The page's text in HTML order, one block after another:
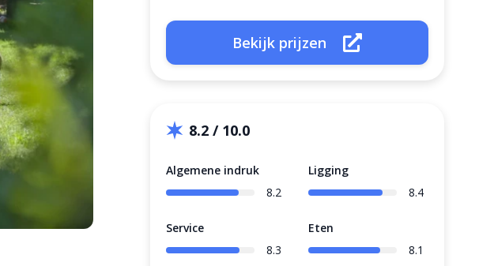
Bekijk prijzen
8.2 / 10.0
Algemene indruk
8.2
Ligging
8.4
Service
8.3
Eten
8.1